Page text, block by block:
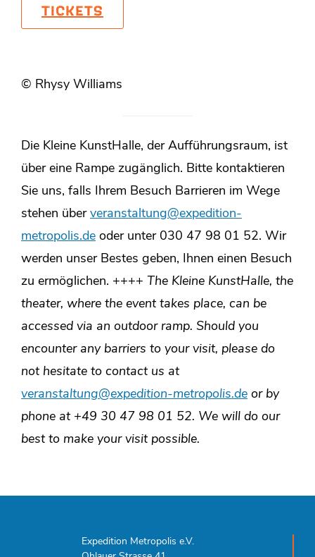
TICKETS
© Rhysy Williams
Die Kleine KunstHalle, der Aufführungsraum, ist
über eine Rampe zugänglich. Bitte kontaktieren
Sie uns, falls Ihrem Besuch Barrieren im Wege
stehen über veranstaltung@expedition-
metropolis.de oder unter 030 47 98 01 52. Wir
werden unser Bestes geben, Ihnen einen Besuch
zu ermöglichen. ++++ The Kleine KunstHalle, the
theater, where the event takes place, can be
accessed via an outdoor ramp. Should you
encounter any barriers to your visit, please do
not hesitate to contact us at
veranstaltung@expedition-metropolis.de or by
phone at +49 30 47 98 01 52. We will do our
best to make your visit possible.
Expedition Metropolis e.V.